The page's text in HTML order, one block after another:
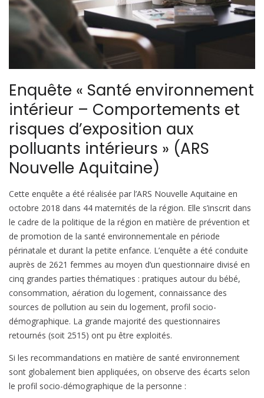
Enquête « Santé environnement
intérieur – Comportements et
risques d’exposition aux
polluants intérieurs » (ARS
Nouvelle Aquitaine)
Cette enquête a été réalisée par l’ARS Nouvelle Aquitaine en
octobre 2018 dans 44 maternités de la région. Elle s’inscrit dans
le cadre de la politique de la région en matière de prévention et
de promotion de la santé environnementale en période
périnatale et durant la petite enfance. L’enquête a été conduite
auprès de 2621 femmes au moyen d’un questionnaire divisé en
cinq grandes parties thématiques : pratiques autour du bébé,
consommation, aération du logement, connaissance des
sources de pollution au sein du logement, profil socio-
démographique. La grande majorité des questionnaires
retournés (soit 2515) ont pu être exploités.
Si les recommandations en matière de santé environnement
sont globalement bien appliquées, on observe des écarts selon
le profil socio-démographique de la personne :